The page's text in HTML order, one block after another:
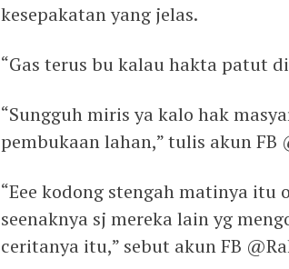
kesepakatan yang jelas.
“Gas terus bu kalau hakta patut
“Sungguh miris ya kalo hak
pembukaan lahan,” tulis akun FB
“Eee kodong stengah matinya
seenaknya sj mereka lain yg
ceritanya itu,” sebut akun FB